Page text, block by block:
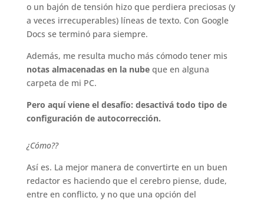
o un bajón de tensión hizo que perdiera preciosas (y
a veces irrecuperables) líneas de texto. Con Google
Docs se terminó para siempre.
Además, me resulta mucho más cómodo tener mis
notas almacenadas en la nubeque en alguna
carpeta de mi PC.
Pero aquí viene el desafío: desactivá todo tipo de
configuración de autocorrección.
¿Cómo??
Así es. La mejor manera de convertirte en un buen
redactor es haciendo que el cerebro piense, dude,
entre en conflicto, y no que una opción del